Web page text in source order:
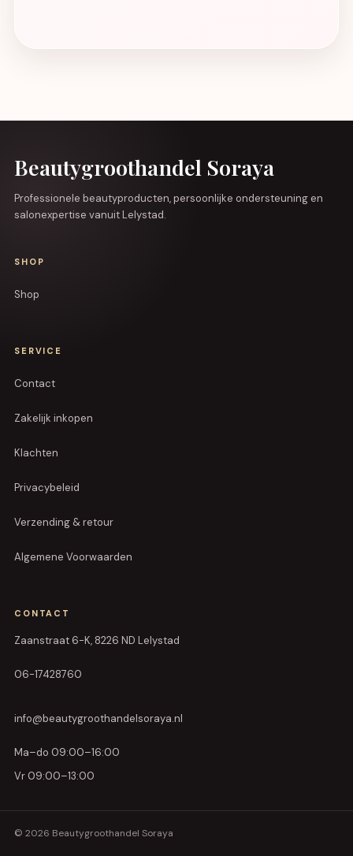
Beautygroothandel Soraya
Professionele beautyproducten, persoonlijke ondersteuning en
salonexpertise vanuit Lelystad.
SHOP
Shop
SERVICE
Contact
Zakelijk inkopen
Klachten
Privacybeleid
Verzending & retour
Algemene Voorwaarden
CONTACT
Zaanstraat 6-K, 8226 ND Lelystad
06-17428760
info@beautygroothandelsoraya.nl
Ma–do 09:00–16:00
Vr 09:00–13:00
© 2026 Beautygroothandel Soraya